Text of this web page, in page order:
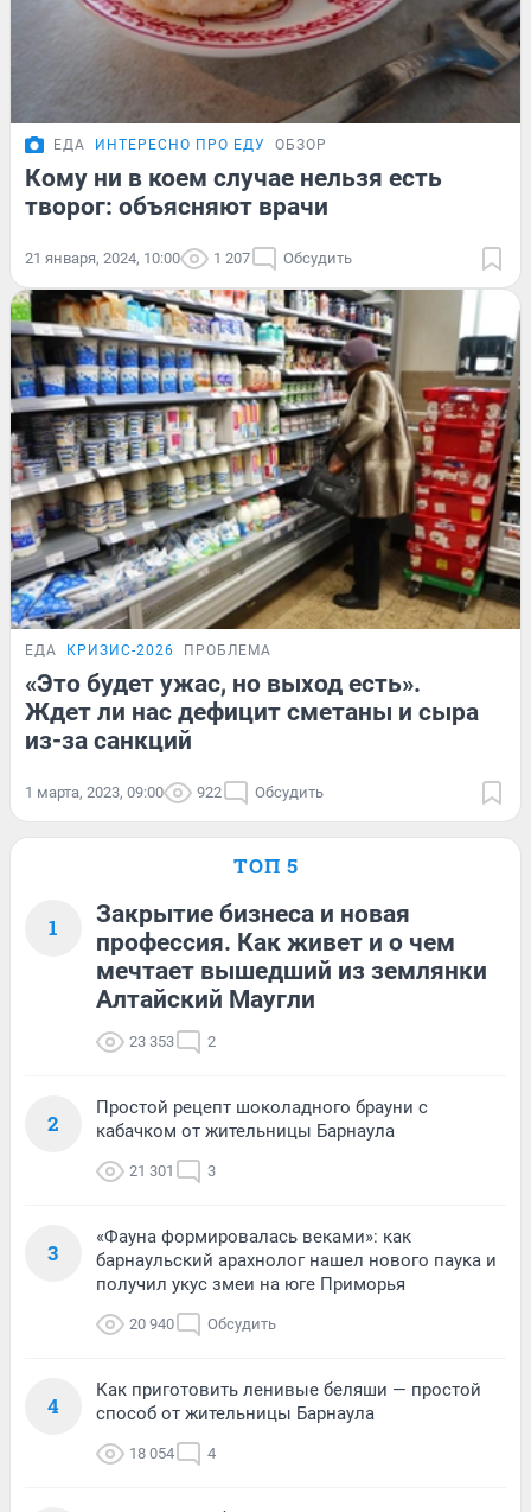
ЕДА ИНТЕРЕСНО ПРО ЕДУ ОБЗОР
Кому ни в коем случае нельзя есть
творог: объясняют врачи
21 января, 2024, 10:00 1 207 Обсудить
ЕДА КРИЗИС-2026 ПРОБЛЕМА
«Это будет ужас, но выход есть».
Ждет ли нас дефицит сметаны и сыра
из-за санкций
1 марта, 2023, 09:00 922 Обсудить
ТОП 5
1
Закрытие бизнеса и новая
профессия. Как живет и о чем
мечтает вышедший из землянки
Алтайский Маугли
23 353 2
2
Простой рецепт шоколадного брауни с
кабачком от жительницы Барнаула
21 301 3
3
«Фауна формировалась веками»: как
барнаульский арахнолог нашел нового паука и
получил укус змеи на юге Приморья
20 940 Обсудить
4
Как приготовить ленивые беляши — простой
способ от жительницы Барнаула
18 054 4